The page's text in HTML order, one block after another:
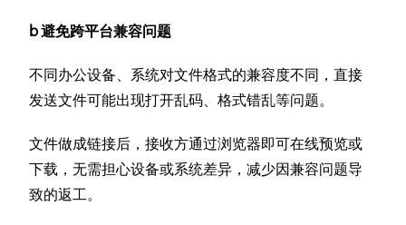
b 避免跨平台兼容问题
不同办公设备、系统对文件格式的兼容度不同，直接
发送文件可能出现打开乱码、格式错乱等问题。
文件做成链接后，接收方通过浏览器即可在线预览或
下载，无需担心设备或系统差异，减少因兼容问题导
致的返工。